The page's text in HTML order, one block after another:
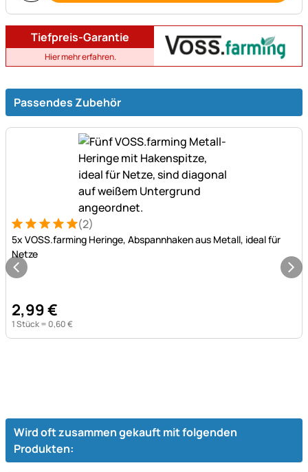
Tiefpreis-Garantie
Hier mehr erfahren.
Passendes Zubehör
Bewertung: 5 von 5 (2 Bewertungen)
2 Bewertungen
(2)
5x VOSS.farming Heringe, Abspannhaken aus Metall, ideal für
Netze
2,99€
1 Stück = 0,60€
Wird oft zusammen gekauft mit folgenden
Produkten: